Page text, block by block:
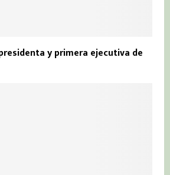
y primera ejecutiva de